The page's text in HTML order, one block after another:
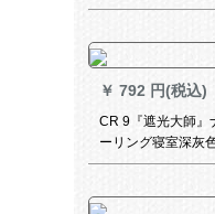
新商品既制カーン
ク配纱
￥ 792 円(税込)
CR 9『遮光大師』
ーリング寝室深灰
03-025メートの価